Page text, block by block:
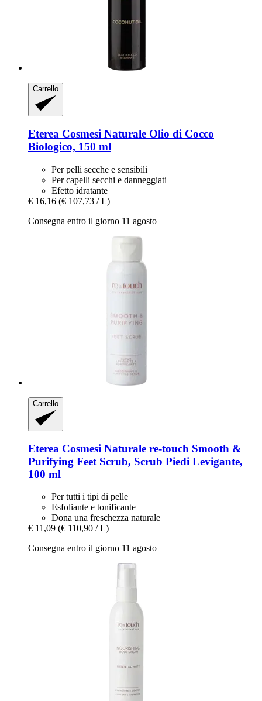
Carrello
Eterea Cosmesi Naturale Olio di Cocco
Biologico, 150 ml
Per pelli secche e sensibili
Per capelli secchi e danneggiati
Efetto idratante
€ 16,16 (€ 107,73 / L)
Consegna entro il giorno 11 agosto
Carrello
Eterea Cosmesi Naturale re-​touch Smooth &
Purifying Feet Scrub, Scrub Piedi Levigante,
100 ml
Per tutti i tipi di pelle
Esfoliante e tonificante
Dona una freschezza naturale
€ 11,09 (€ 110,90 / L)
Consegna entro il giorno 11 agosto